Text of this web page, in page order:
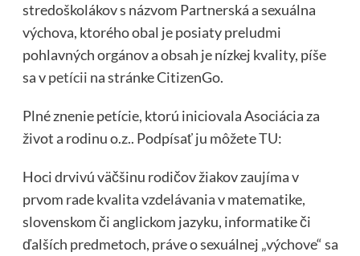
stredoškolákov s názvom Partnerská a sexuálna
výchova, ktorého obal je posiaty preludmi
pohlavných orgánov a obsah je nízkej kvality, píše
sa vpetícii na stránke CitizenGo.
Plné znenie petície, ktorú iniciovala Asociácia za
život a rodinu o.z.. Podpísať ju môžeteTU:
Hoci drvivú väčšinu rodičov žiakov zaujíma v
prvom rade kvalita vzdelávania v matematike,
slovenskom či anglickom jazyku, informatike či
ďalších predmetoch, práve o sexuálnej „výchove“ sa